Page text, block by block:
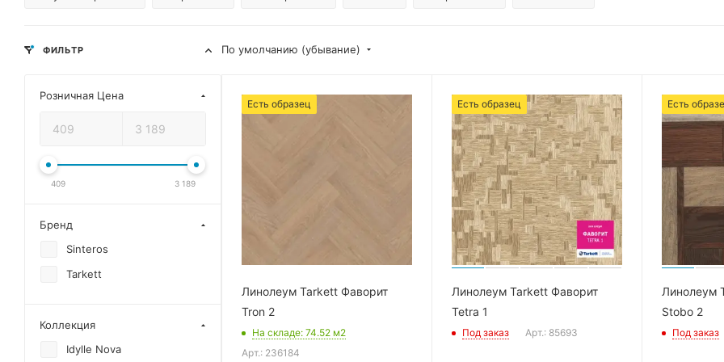
По умолчанию (убывание)
Есть образец
Линолеум Tarkett Фаворит
Tron 2
На складе: 74.52 м2
Арт.: 236184
Есть образец
Линолеум Tarkett Фаворит
Tetra 1
Под заказ Арт.: 85693
Есть
Линолеум
Stobo 2
Под заказ
ФИЛЬТР
Розничная Цена
409 3 189
Бренд
Sinteros
Tarkett
Коллекция
Idylle Nova